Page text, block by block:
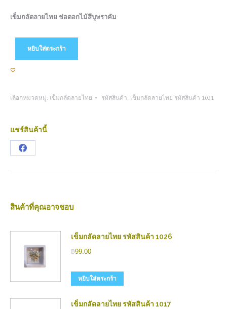
เข็มกลัดลายไทย ช่อดอกไม้สีบุษราคัม
หยิบใส่ตระกร้า
เลือกหมวดหมู่: เข็มกลัดลายไทย รหัสสินค้า: เข็มกลัดลายไทย รหัสสินค้า 1021
แชร์สินค้านี้
Share
สินค้าที่คุณอาจชอบ
เข็มกลัดลายไทย รหัสสินค้า 1026
฿99.00
หยิบใส่ตระกร้า
เข็มกลัดลายไทย รหัสสินค้า 1017